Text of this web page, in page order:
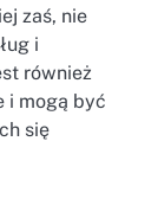
zaś, nie
i
również
i mogą być
się